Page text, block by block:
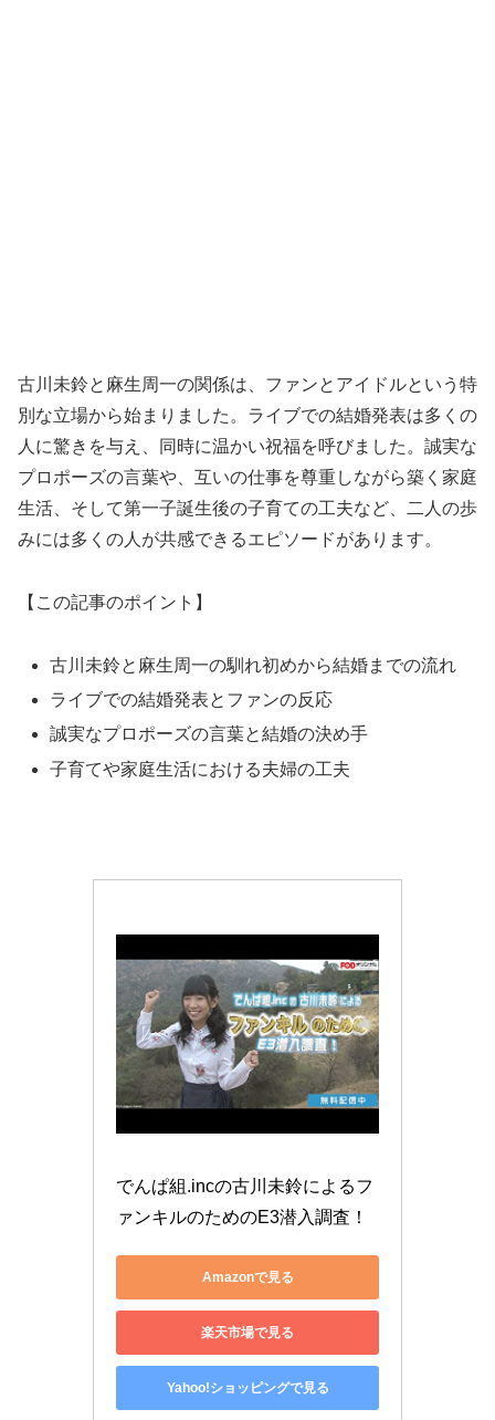
古川未鈴と麻生周一の関係は、ファンとアイドルという特
別な立場から始まりました。ライブでの結婚発表は多くの
人に驚きを与え、同時に温かい祝福を呼びました。誠実な
プロポーズの言葉や、互いの仕事を尊重しながら築く家庭
生活、そして第一子誕生後の子育ての工夫など、二人の歩
みには多くの人が共感できるエピソードがあります。
【この記事のポイント】
古川未鈴と麻生周一の馴れ初めから結婚までの流れ
ライブでの結婚発表とファンの反応
誠実なプロポーズの言葉と結婚の決め手
子育てや家庭生活における夫婦の工夫
でんぱ組.incの古川未鈴によるフ
ァンキルのためのE3潜入調査！
Amazonで見る
楽天市場で見る
Yahoo!ショッピングで見る